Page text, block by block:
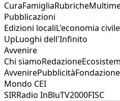
CuraFamigliaRubriche
Pubblicazioni
Edizioni localiL'economia civile
UpLuoghi dell'Infinito
Avvenire
Chi siamoRedazione
AvvenirePubblicità
Mondo CEI
SIRRadio InBluTV2000FISC